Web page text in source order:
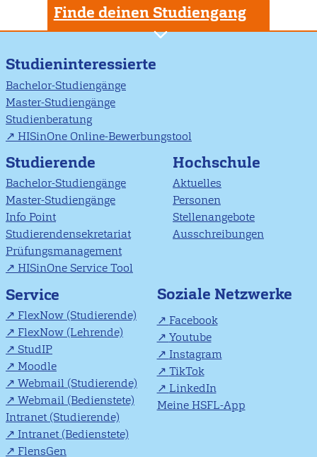
Finde deinen Studiengang
Studieninteressierte
Bachelor-Studiengänge
Master-Studiengänge
Studienberatung
HISinOne Online-Bewerbungstool
Studierende
Bachelor-Studiengänge
Master-Studiengänge
Info Point
Studierendensekretariat
Prüfungsmanagement
HISinOne Service Tool
Hochschule
Aktuelles
Personen
Stellenangebote
Ausschreibungen
Service
FlexNow (Studierende)
FlexNow (Lehrende)
StudIP
Moodle
Webmail (Studierende)
Webmail (Bedienstete)
Intranet (Studierende)
Intranet (Bedienstete)
FlensGen
Soziale Netzwerke
Facebook
Youtube
Instagram
TikTok
LinkedIn
Meine HSFL-App